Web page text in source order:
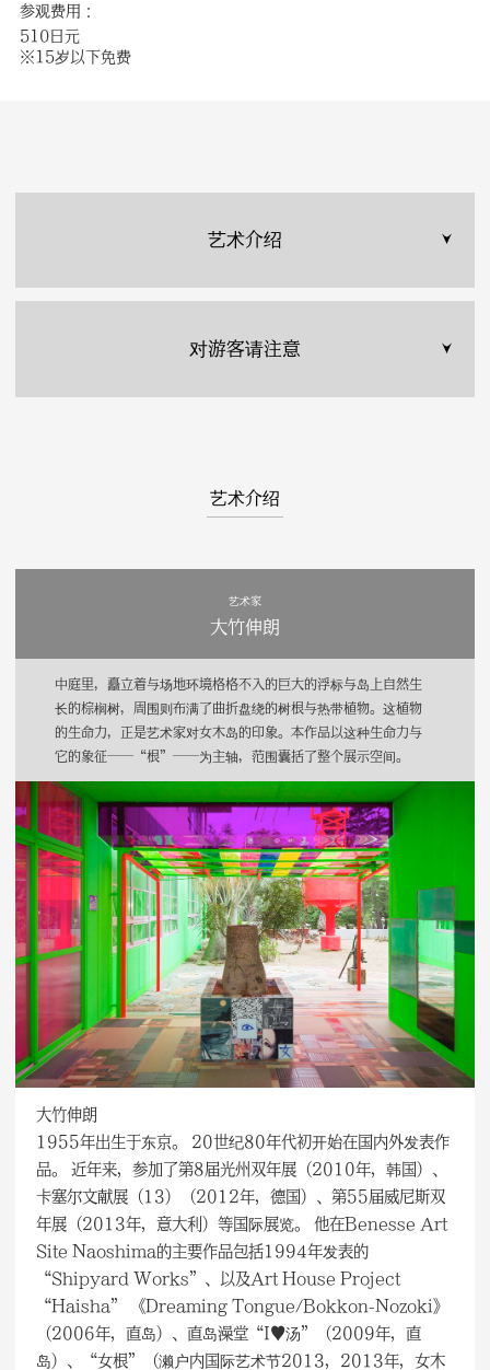
参观费用：
510日元
※15岁以下免费
艺术介绍
对游客请注意
艺术介绍
艺术家
大竹伸朗
中庭里，矗立着与场地环境格格不入的巨大的浮标与岛上自然生
长的棕榈树，周围则布满了曲折盘绕的树根与热带植物。这植物
的生命力，正是艺术家对女木岛的印象。本作品以这种生命力与
它的象征──“根”──为主轴，范围囊括了整个展示空间。
大竹伸朗
1955年出生于东京。 20世纪80年代初开始在国内外发表作
品。 近年来，参加了第8届光州双年展（2010年，韩国）、
卡塞尔文献展（13）（2012年，德国）、第55届威尼斯双
年展（2013年，意大利）等国际展览。 他在Benesse Art
Site Naoshima的主要作品包括1994年发表的
“Shipyard Works”、以及Art House Project
“Haisha” 《Dreaming Tongue/Bokkon-Nozoki》
（2006年，直岛）、直岛澡堂“I♥汤”（2009年，直
岛）、“女根”（濑户内国际艺术节2013，2013年，女木